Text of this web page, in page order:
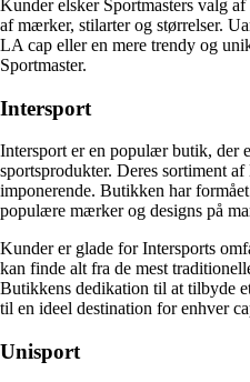
Kunder elsker Sportmasters valg
af mærker, stilarter og størrelser.
LA cap eller en mere trendy og
Sportmaster.
Intersport
Intersport er en populær butik, der
sportsprodukter. Deres sortiment
imponerende. Butikken har
populære mærker og designs på
Kunder er glade for Intersports
kan finde alt fra de mest
Butikkens dedikation til at tilbyde
til en ideel destination for enhver
Unisport